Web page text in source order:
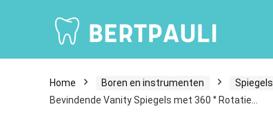
Home Boren en instrumenten Spiegels
Bevindende Vanity Spiegels met 360 ° Rotatie…